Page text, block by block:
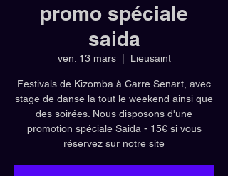
promo spéciale
saida
ven. 13 mars
  |
Lieusaint
Festivals de Kizomba à Carre Senart, avec
stage de danse la tout le weekend ainsi que
des soirées. Nous disposons d'une
promotion spéciale Saida - 15€ si vous
réservez sur notre site